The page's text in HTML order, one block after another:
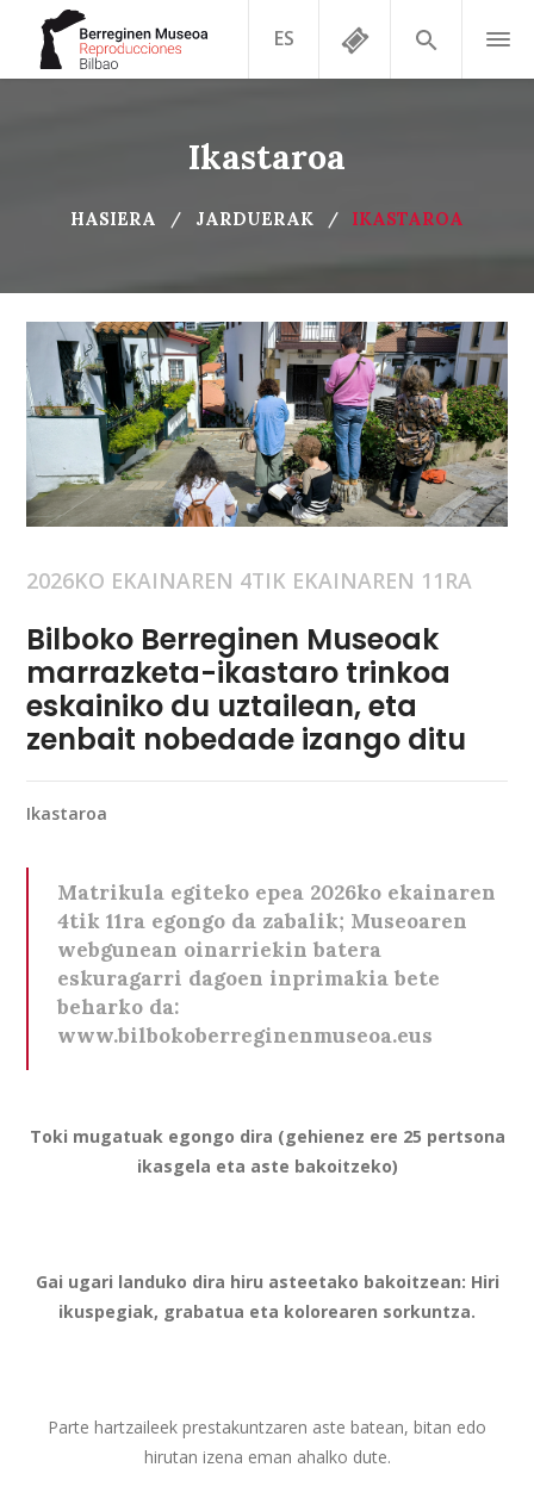
ES
Ikastaroa
HASIERA JARDUERAK IKASTAROA
2026KO EKAINAREN 4TIK EKAINAREN 11RA
Bilboko Berreginen Museoak
marrazketa-ikastaro trinkoa
eskainiko du uztailean, eta
zenbait nobedade izango ditu
Ikastaroa
Matrikula egiteko epea 2026ko ekainaren
4tik 11ra egongo da zabalik; Museoaren
webgunean oinarriekin batera
eskuragarri dagoen inprimakia bete
beharko da:
www.bilbokoberreginenmuseoa.eus
Toki mugatuak egongo dira (gehienez ere 25 pertsona
ikasgela eta aste bakoitzeko)
Gai ugari landuko dira hiru asteetako bakoitzean: Hiri
ikuspegiak, grabatua eta kolorearen sorkuntza.
Parte hartzaileek prestakuntzaren aste batean, bitan edo
hirutan izena eman ahalko dute.